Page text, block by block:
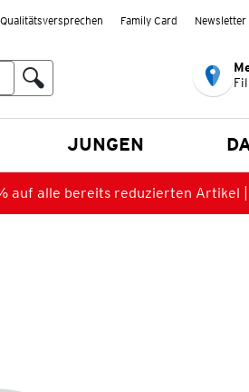
Qualitätsversprechen Family Card Newsletter
JUNGEN
auf alle bereits reduzierten Artikel |